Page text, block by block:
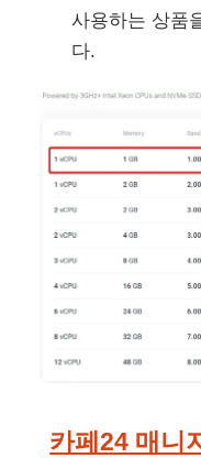
사용하는 상품
다.
카페24 매니